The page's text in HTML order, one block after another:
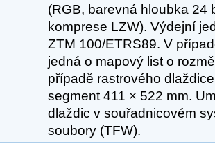
(RGB, barevná hloubka 24
komprese LZW). Výdejní
ZTM 100/ETRS89. V
jedná o mapový list o
případě rastrového
segment 411 × 522 mm.
dlaždic v souřadnicovém
soubory (TFW).